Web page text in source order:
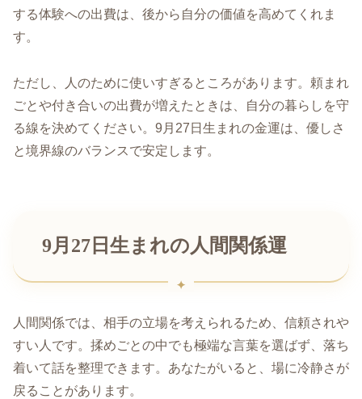
する体験への出費は、後から自分の価値を高めてくれま
す。
ただし、人のために使いすぎるところがあります。頼まれ
ごとや付き合いの出費が増えたときは、自分の暮らしを守
る線を決めてください。9月27日生まれの金運は、優しさ
と境界線のバランスで安定します。
9月27日生まれの人間関係運
人間関係では、相手の立場を考えられるため、信頼されや
すい人です。揉めごとの中でも極端な言葉を選ばず、落ち
着いて話を整理できます。あなたがいると、場に冷静さが
戻ることがあります。